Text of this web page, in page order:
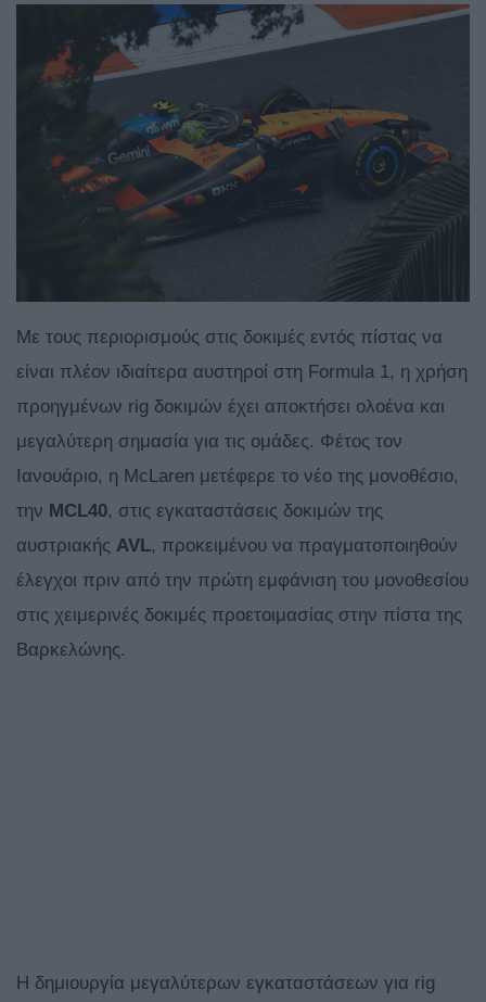
Με τους περιορισμούς στις δοκιμές εντός πίστας να
είναι πλέον ιδιαίτερα αυστηροί στη Formula 1, η χρήση
προηγμένων rig δοκιμών έχει αποκτήσει ολοένα και
μεγαλύτερη σημασία για τις ομάδες. Φέτος τον
Ιανουάριο, η McLaren μετέφερε το νέο της μονοθέσιο,
την MCL40, στις εγκαταστάσεις δοκιμών της
αυστριακής AVL, προκειμένου να πραγματοποιηθούν
έλεγχοι πριν από την πρώτη εμφάνιση του μονοθεσίου
στις χειμερινές δοκιμές προετοιμασίας στην πίστα της
Βαρκελώνης.
Η δημιουργία μεγαλύτερων εγκαταστάσεων για rig